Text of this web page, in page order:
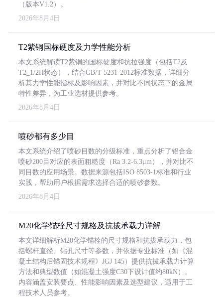
（版本V1.2）。
2026年8月4日
T2紫铜国标硬度及力学性能分析
本文系统解读T2紫铜的国标硬度和抗拉强度（包括T2及
T2_1/2H状态），结合GB/T 5231-2012标准数据，详细分
析其力学性能指标及影响因素，并对比不同状态下的金属
特性差异，为工业选材提供参考。
2026年8月4日
喷砂都有多少目
本文系统介绍了喷砂目数的分级标准，重点分析了铝合金
喷砂200目对应的表面粗糙度（Ra 3.2-6.3μm），并对比不
同目数的应用场景。数据来源包括ISO 8503-1标准和行业
实践，帮助用户根据需求选择合适的喷砂参数。
2026年8月4日
M20化学锚栓尺寸规格及抗拔承载力详解
本文详细解析M20化学锚栓的尺寸规格和抗拔承载力，包
括螺杆直径、钻孔尺寸等参数，并依据专业标准（如《混
凝土结构后锚固技术规程》JGJ 145）提供抗拔承载力计算
方法和典型数值（如混凝土强度C30下设计值约80kN）。
内容涵盖安装要点、性能影响因素及选型建议，适用于工
程技术人员参考。